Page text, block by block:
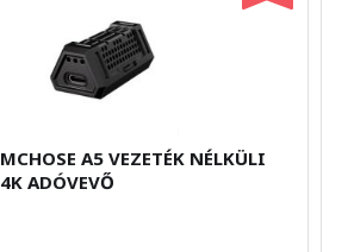
MCHOSE A5 VEZETÉK NÉLKÜLI
4K ADÓVEVŐ